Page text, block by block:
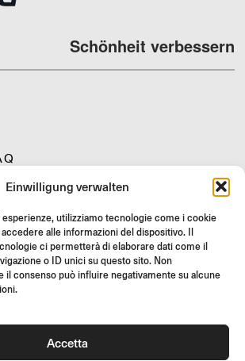
Einwilligung verwalten
utilizziamo tecnologie come i cookie
alle informazioni del dispositivo. Il
ci permetterà di elaborare dati come il
o ID unici su questo sito. Non
il consenso può influire negativamente su alcune
Accetta
Schönheit verbessern
Community und erhalte Zugang zu